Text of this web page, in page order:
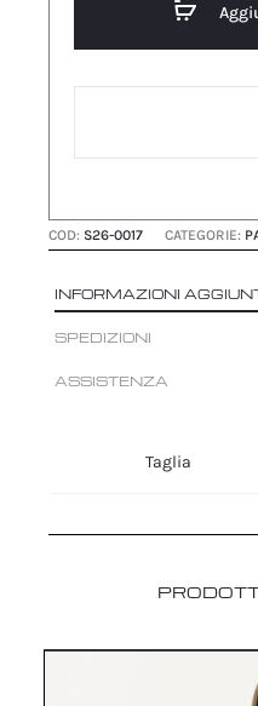
COD: S26-0017 CATEGORIE:
INFORMAZIONI
SPEDIZIONI
ASSISTENZA
Taglia